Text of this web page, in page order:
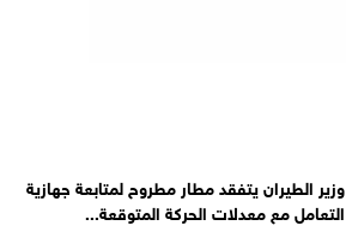
وزير الطيران يتفقد مطار مطروح لمتابعة جهازية
التعامل مع معدلات الحركة المتوقعة...